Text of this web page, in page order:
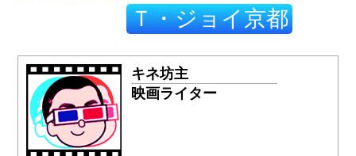
Ｔ・ジョイ京都
キネ坊主
映画ライター